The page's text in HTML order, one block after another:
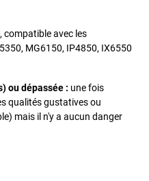
compatible avec les
MG6150, IP4850, IX6550
ou dépassée : une fois
qualités gustatives ou
mais il n'y a aucun danger